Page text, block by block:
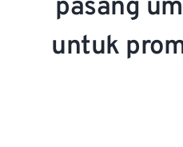
OUR SERVICES
pasang
untuk